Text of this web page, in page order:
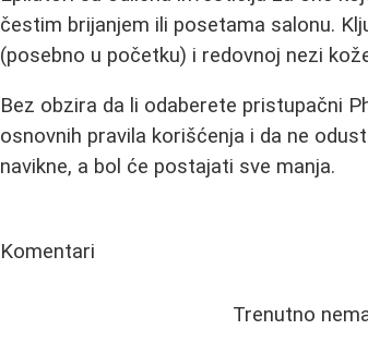
čestim brijanjem ili posetama salonu.
(posebno u početku) i redovnoj nezi
Bez obzira da li odaberete pristupačni
osnovnih pravila korišćenja i da ne
navikne, a bol će postajati sve manja.
Komentari
Trenutno